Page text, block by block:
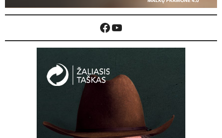
Facebook
YouTube